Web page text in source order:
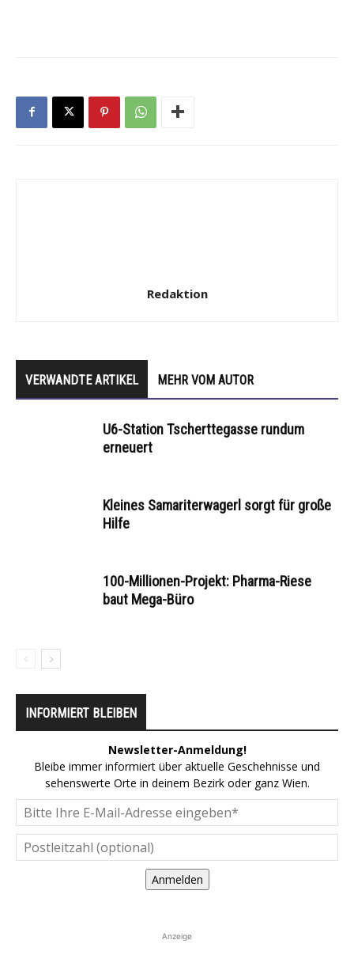
Redaktion
VERWANDTE ARTIKEL MEHR VOM AUTOR
U6-Station Tscherttegasse rundum
erneuert
Kleines Samariterwagerl sorgt für große
Hilfe
100-Millionen-Projekt: Pharma-Riese
baut Mega-Büro
INFORMIERT BLEIBEN
Newsletter-Anmeldung!
Bleibe immer informiert über aktuelle Geschehnisse und
sehenswerte Orte in deinem Bezirk oder ganz Wien.
Anmelden
Anzeige